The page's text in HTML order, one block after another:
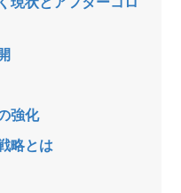
強化
略とは